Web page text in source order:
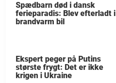
Spædbarn død i dansk
ferieparadis: Blev efterladt i
brandvarm bil
Ekspert peger på Putins
største frygt: Det er ikke
krigen i Ukraine